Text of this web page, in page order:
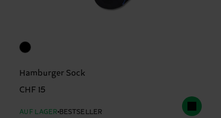
Hamburger Sock
CHF 15
AUF LAGER BESTSELLER